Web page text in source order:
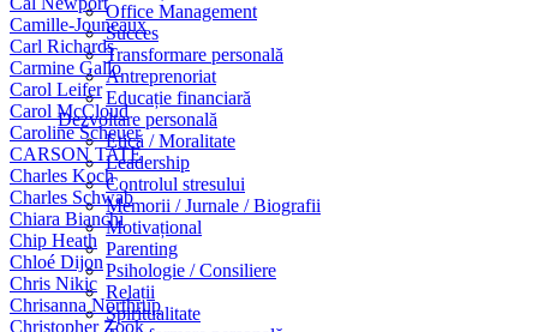
Office Management
Succes
Transformare personală
Antreprenoriat
Educație financiară
Dezvoltare personală
Etică / Moralitate
Leadership
Controlul stresului
Memorii / Jurnale / Biografii
Motivațional
Parenting
Psihologie / Consiliere
Relații
Spiritualitate
Camille-Jouneaux
Carl Richards
Carmine Gallo
Carol Leifer
Carol McCloud
Caroline Scheuer
CARSON TATE
Charles Koch
Charles Schwab
Chiara Bianchi
Chip Heath
Chloé Dijon
Chris Nikic
Chrisanna Northrup
Christopher Zook